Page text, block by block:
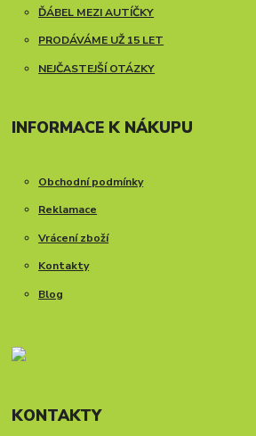
ĎÁBEL MEZI AUTÍČKY
PRODÁVÁME UŽ 15 LET
NEJČASTEJŠÍ OTÁZKY
INFORMACE K NÁKUPU
Obchodní podmínky
Reklamace
Vrácení zboží
Kontakty
Blog
KONTAKTY